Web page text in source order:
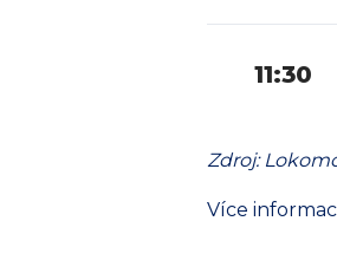
11:30
Zdroj:
Více